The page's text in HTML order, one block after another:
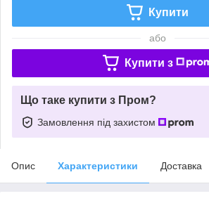
Купити
або
Купити з
Що таке купити з Пром?
Замовлення під захистом
Опис Характеристики Доставка